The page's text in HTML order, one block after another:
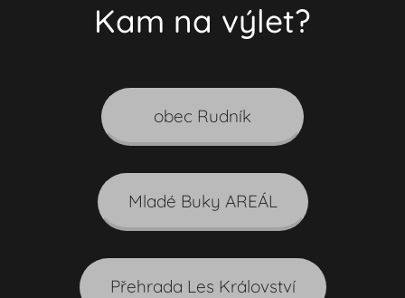
Kam na výlet?
obec Rudník
Mladé Buky AREÁL
Přehrada Les Království